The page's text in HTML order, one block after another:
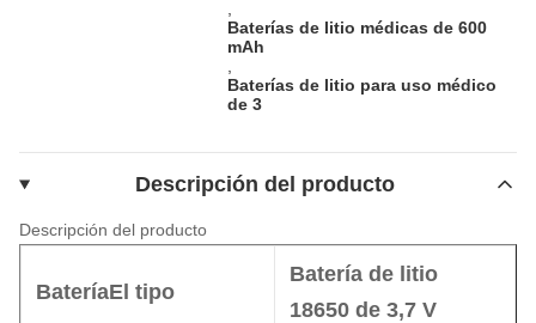
Baterías de litio médicas de 600
mAh
Baterías de litio para uso médico
de 3
Descripción del producto
Descripción del producto
BateríaEl tipo
Batería de litio
18650 de 3,7 V